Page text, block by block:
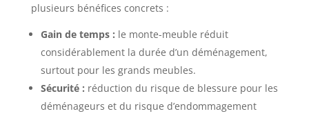
plusieurs bénéfices concrets :
Gain de temps : le monte-meuble réduit
considérablement la durée d’un déménagement,
surtout pour les grands meubles.
Sécurité : réduction du risque de blessure pour les
déménageurs et du risque d’endommagement